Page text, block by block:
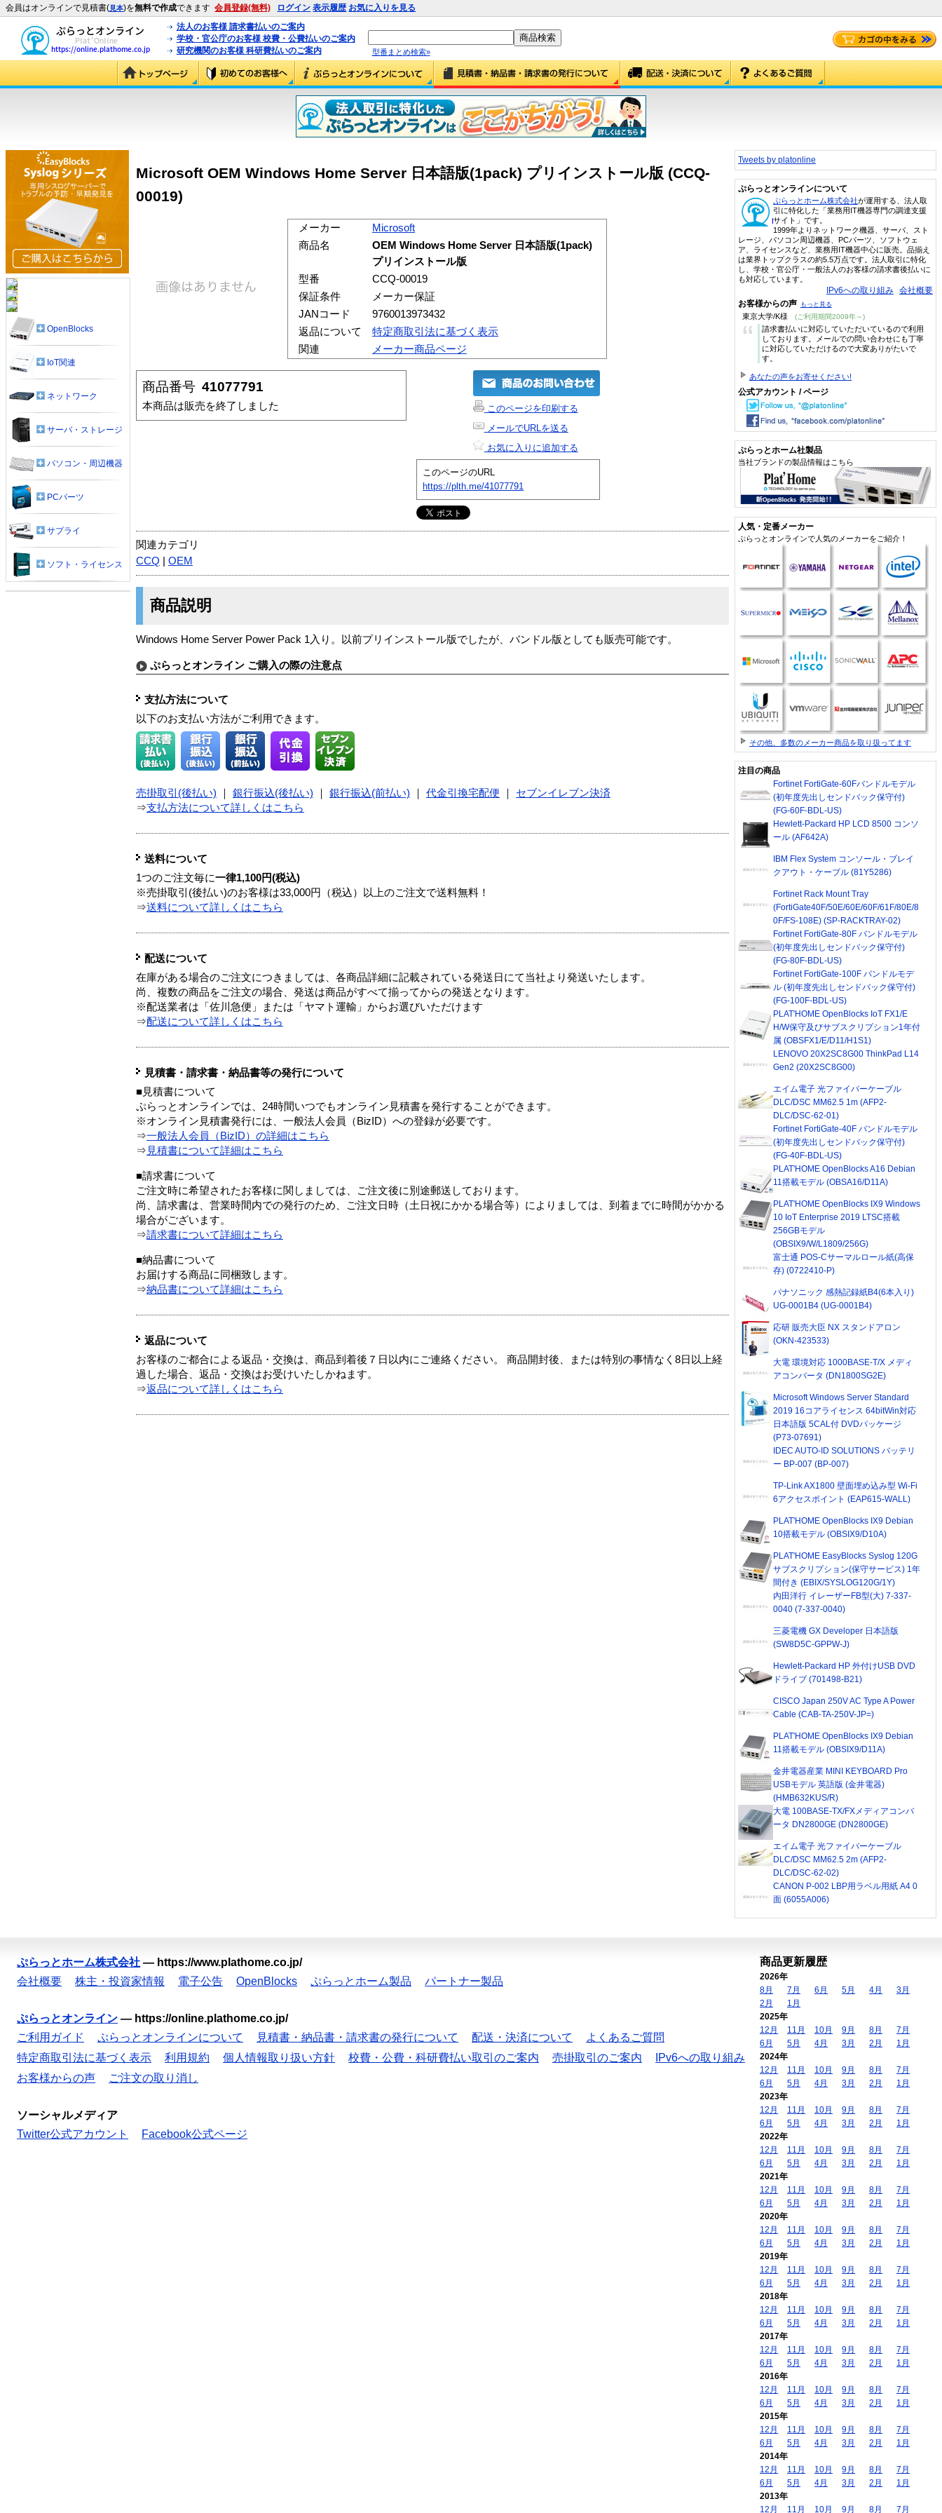
会員はオンラインで見積書(見本)を無料で作成できます 会員登録(無料) ログイン 表示履歴 お気に入りを見る
法人のお客様 請求書払いのご案内
学校・官公庁のお客様 校費・公費払いのご案内
研究機関のお客様 科研費払いのご案内
型番まとめ検索»
Microsoft OEM Windows Home Server 日本語版(1pack) プリインストール版 (CCQ-
00019)
メーカー
Microsoft
商品名
OEM Windows Home Server 日本語版(1pack)
プリインストール版
型番
CCQ-00019
保証条件
メーカー保証
JANコード
9760013973432
返品について
特定商取引法に基づく表示
関連
メーカー商品ページ
商品番号 41077791
本商品は販売を終了しました
このページを印刷する
メールでURLを送る
お気に入りに追加する
このページのURL
https://plth.me/41077791
関連カテゴリ
CCQ
OEM
商品説明
Windows Home Server Power Pack 1入り。以前プリインストール版でしたが、バンドル版としても販売可能です。
ぷらっとオンライン ご購入の際の注意点
支払方法について
以下のお支払い方法がご利用できます。
売掛取引(後払い) 銀行振込(後払い) 銀行振込(前払い) 代金引換宅配便
セブンイレブン決済
⇒支払方法について詳しくはこちら
送料について
1つのご注文毎に一律1,100円(税込)
※売掛取引(後払い)のお客様は33,000円（税込）以上のご注文で送料無料！
⇒送料について詳しくはこちら
配送について
在庫がある場合のご注文につきましては、各商品詳細に記載されている発送日にて当社より発送いたします。
尚、複数の商品をご注文の場合、発送は商品がすべて揃ってからの発送となります。
※配送業者は「佐川急便」または「ヤマト運輸」からお選びいただけます
⇒配送について詳しくはこちら
見積書・請求書・納品書等の発行について
■見積書について
ぷらっとオンラインでは、24時間いつでもオンライン見積書を発行することができます。
※オンライン見積書発行には、一般法人会員（BizID）への登録が必要です。
⇒一般法人会員（BizID）の詳細はこちら
⇒ 見積書について詳細はこちら
■請求書について
ご注文時に希望されたお客様に関しましては、ご注文後に別途郵送しております。
尚、請求書は、営業時間内での発行のため、ご注文日時（土日祝にかかる場合等）によりましては、到着までに時間がかかる
場合がございます。
⇒請求書について詳細はこちら
■納品書について
お届けする商品に同梱致します。
⇒納品書について詳細はこちら
返品について
お客様のご都合による返品・交換は、商品到着後７日以内にご連絡ください。 商品開封後、または特別の事情なく8日以上経
過した場合、返品・交換はお受けいたしかねます。
⇒返品について詳しくはこちら
OpenBlocks
IoT関連
ネットワーク
サーバ・ストレージ
パソコン・周辺機器
PCパーツ
サプライ
ソフト・ライセンス
Tweets by platonline
ぷらっとオンラインについて
ぷらっとホーム株式会社が運用する、法人取
引に特化した「業務用IT機器専門の調達支援
サイト」です。
1999年よりネットワーク機器、サーバ、スト
レージ、パソコン周辺機器、PCパーツ、ソフトウェ
ア、ライセンスなど、業務用IT機器中心に販売。品揃え
は業界トップクラスの約5.5万点です。法人取引に特化
し、学校・官公庁・一般法人のお客様の請求書後払いに
も対応しています。
IPv6への取り組み 会社概要
お客様からの声 もっと見る
東京大学/K様 (ご利用期間2009年～)
“
請求書払いに対応していただいているので利用
しております。メールでの問い合わせにも丁寧
に対応していただけるので大変ありがたいで
す。
あなたの声をお寄せください!
公式アカウント / ページ
ぷらっとホーム社製品
当社ブランドの製品情報はこちら
人気・定番メーカー
ぷらっとオンラインで人気のメーカーをご紹介！
その他、多数のメーカー商品を取り扱ってます
注目の商品
Fortinet FortiGate-60Fバンドルモデル
(初年度先出しセンドバック保守付)
(FG-60F-BDL-US)
Hewlett-Packard HP LCD 8500 コンソ
ール (AF642A)
IBM Flex System コンソール・ブレイ
クアウト・ケーブル (81Y5286)
Fortinet Rack Mount Tray
(FortiGate40F/50E/60E/60F/61F/80E/8
0F/FS-108E) (SP-RACKTRAY-02)
Fortinet FortiGate-80F バンドルモデル
(初年度先出しセンドバック保守付)
(FG-80F-BDL-US)
Fortinet FortiGate-100F バンドルモデ
ル (初年度先出しセンドバック保守付)
(FG-100F-BDL-US)
PLAT'HOME OpenBlocks IoT FX1/E
H/W保守及びサブスクリプション1年付
属 (OBSFX1/E/D11/H1S1)
LENOVO 20X2SC8G00 ThinkPad L14
Gen2 (20X2SC8G00)
エイム電子 光ファイバーケーブル
DLC/DSC MM62.5 1m (AFP2-
DLC/DSC-62-01)
Fortinet FortiGate-40F バンドルモデル
(初年度先出しセンドバック保守付)
(FG-40F-BDL-US)
PLAT'HOME OpenBlocks A16 Debian
11搭載モデル (OBSA16/D11A)
PLAT'HOME OpenBlocks IX9 Windows
10 IoT Enterprise 2019 LTSC搭載
256GBモデル
(OBSIX9/W/L1809/256G)
富士通 POS-Cサーマルロール紙(高保
存) (0722410-P)
パナソニック 感熱記録紙B4(6本入り)
UG-0001B4 (UG-0001B4)
応研 販売大臣 NX スタンドアロン
(OKN-423533)
大電 環境対応 1000BASE-T/X メディ
アコンバータ (DN1800SG2E)
Microsoft Windows Server Standard
2019 16コアライセンス 64bitWin対応
日本語版 5CAL付 DVDパッケージ
(P73-07691)
IDEC AUTO-ID SOLUTIONS バッテリ
ー BP-007 (BP-007)
TP-Link AX1800 壁面埋め込み型 Wi-Fi
6アクセスポイント (EAP615-WALL)
PLAT'HOME OpenBlocks IX9 Debian
10搭載モデル (OBSIX9/D10A)
PLAT'HOME EasyBlocks Syslog 120G
サブスクリプション(保守サービス) 1年
間付き (EBIX/SYSLOG120G/1Y)
内田洋行 イレーザーFB型(大) 7-337-
0040 (7-337-0040)
三菱電機 GX Developer 日本語版
(SW8D5C-GPPW-J)
Hewlett-Packard HP 外付けUSB DVD
ドライブ (701498-B21)
CISCO Japan 250V AC Type A Power
Cable (CAB-TA-250V-JP=)
PLAT'HOME OpenBlocks IX9 Debian
11搭載モデル (OBSIX9/D11A)
金井電器産業 MINI KEYBOARD Pro
USBモデル 英語版 (金井電器)
(HMB632KUS/R)
大電 100BASE-TX/FXメディアコンバ
ータ DN2800GE (DN2800GE)
エイム電子 光ファイバーケーブル
DLC/DSC MM62.5 2m (AFP2-
DLC/DSC-62-02)
CANON P-002 LBP用ラベル用紙 A4 0
面 (6055A006)
ぷらっとホーム株式会社 — https://www.plathome.co.jp/
会社概要
株主・投資家情報 電子公告 OpenBlocks ぷらっとホーム製品 パートナー製品
ぷらっとオンライン — https://online.plathome.co.jp/
ご利用ガイド
ぷらっとオンラインについて 見積書・納品書・請求書の発行について 配送・決済について
よくあるご質問
特定商取引法に基づく表示
利用規約 個人情報取り扱い方針 校費・公費・科研費払い取引のご案内 売掛取引のご案内
IPv6への取り組み
お客様からの声
ご注文の取り消し
ソーシャルメディア
Twitter公式アカウント
Facebook公式ページ
商品更新履歴
2026年
8月
7月 6月 5月 4月
3月
2月
1月
2025年
12月
11月 10月 9月 8月
7月
6月
5月 4月 3月 2月
1月
2024年
12月
11月 10月 9月 8月
7月
6月
5月 4月 3月 2月
1月
2023年
12月
11月 10月 9月 8月
7月
6月
5月 4月 3月 2月
1月
2022年
12月
11月 10月 9月 8月
7月
6月
5月 4月 3月 2月
1月
2021年
12月
11月 10月 9月 8月
7月
6月
5月 4月 3月 2月
1月
2020年
12月
11月 10月 9月 8月
7月
6月
5月 4月 3月 2月
1月
2019年
12月
11月 10月 9月 8月
7月
6月
5月 4月 3月 2月
1月
2018年
12月
11月 10月 9月 8月
7月
6月
5月 4月 3月 2月
1月
2017年
12月
11月 10月 9月 8月
7月
6月
5月 4月 3月 2月
1月
2016年
12月
11月 10月 9月 8月
7月
6月
5月 4月 3月 2月
1月
2015年
12月
11月 10月 9月 8月
7月
6月
5月 4月 3月 2月
1月
2014年
12月
11月 10月 9月 8月
7月
6月
5月 4月 3月 2月
1月
2013年
12月
11月 10月 9月 8月 7月